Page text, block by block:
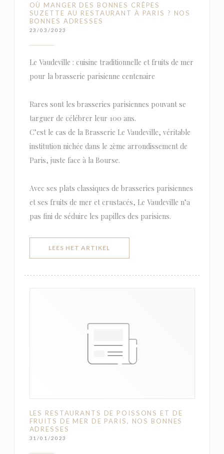
OÙ MANGER DES BONNES CRÊPES
SUZETTE AU RESTAURANT À PARIS ? NOS
BONNES ADRESSES
23/03/2023
Le Vaudeville : cuisine traditionnelle et fruits de mer
pour la brasserie parisienne centenaire
Rares sont les brasseries parisiennes pouvant se
targuer de célébrer leur 100 ans.
C’est le cas de la Brasserie Le Vaudeville, véritable
institution nichée dans le 2ème arrondissement de
Paris, juste face à la Bourse.
Avec ses plats classiques de brasseries parisiennes
et ses fruits de mer et crustacés, Le Vaudeville n’a
pas fini de séduire les papilles des parisiens.
LEES HET ARTIKEL
LES RESTAURANTS DE POISSONS ET DE
FRUITS DE MER DE PARIS, NOS BONNES
ADRESSES
31/01/2023